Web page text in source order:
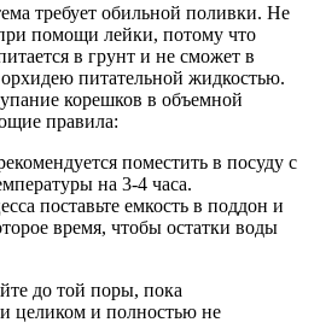
требует обильной поливки. Не
помощи лейки, потому что
в грунт и не сможет в
питательной жидкостью.
корешков в объемной
правила:
поместить в посуду с
на 3-4 часа.
поставьте емкость в поддон и
время, чтобы остатки воды
до той поры, пока
целиком и полностью не